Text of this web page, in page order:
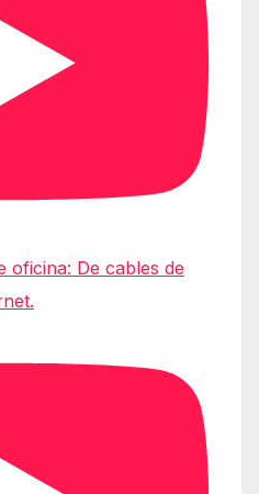
oficina: De cables de